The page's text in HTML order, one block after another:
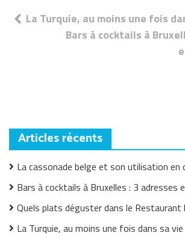
Navigation
La Turquie, au moins une fois
Bars à cocktails à
Articles récents
La cassonade belge et son utilisation en
Bars à cocktails à Bruxelles : 3 adresses
Quels plats déguster dans le Restaurant
La Turquie, au moins une fois dans sa vie